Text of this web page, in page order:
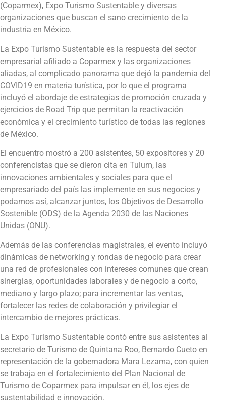
(Coparmex), Expo Turismo Sustentable y diversas
organizaciones que buscan el sano crecimiento de la
industria en México.
La Expo Turismo Sustentable es la respuesta del sector
empresarial afiliado a Coparmex y las organizaciones
aliadas, al complicado panorama que dejó la pandemia del
COVID19 en materia turística, por lo que el programa
incluyó el abordaje de estrategias de promoción cruzada y
ejercicios de Road Trip que permitan la reactivación
económica y el crecimiento turístico de todas las regiones
de México.
El encuentro mostró a 200 asistentes, 50 expositores y 20
conferencistas que se dieron cita en Tulum, las
innovaciones ambientales y sociales para que el
empresariado del país las implemente en sus negocios y
podamos así, alcanzar juntos, los Objetivos de Desarrollo
Sostenible (ODS) de la Agenda 2030 de las Naciones
Unidas (ONU).
Además de las conferencias magistrales, el evento incluyó
dinámicas de networking y rondas de negocio para crear
una red de profesionales con intereses comunes que crean
sinergias, oportunidades laborales y de negocio a corto,
mediano y largo plazo; para incrementar las ventas,
fortalecer las redes de colaboración y privilegiar el
intercambio de mejores prácticas.
La Expo Turismo Sustentable contó entre sus asistentes al
secretario de Turismo de Quintana Roo, Bernardo Cueto en
representación de la gobernadora Mara Lezama, con quien
se trabaja en el fortalecimiento del Plan Nacional de
Turismo de Coparmex para impulsar en él, los ejes de
sustentabilidad e innovación.